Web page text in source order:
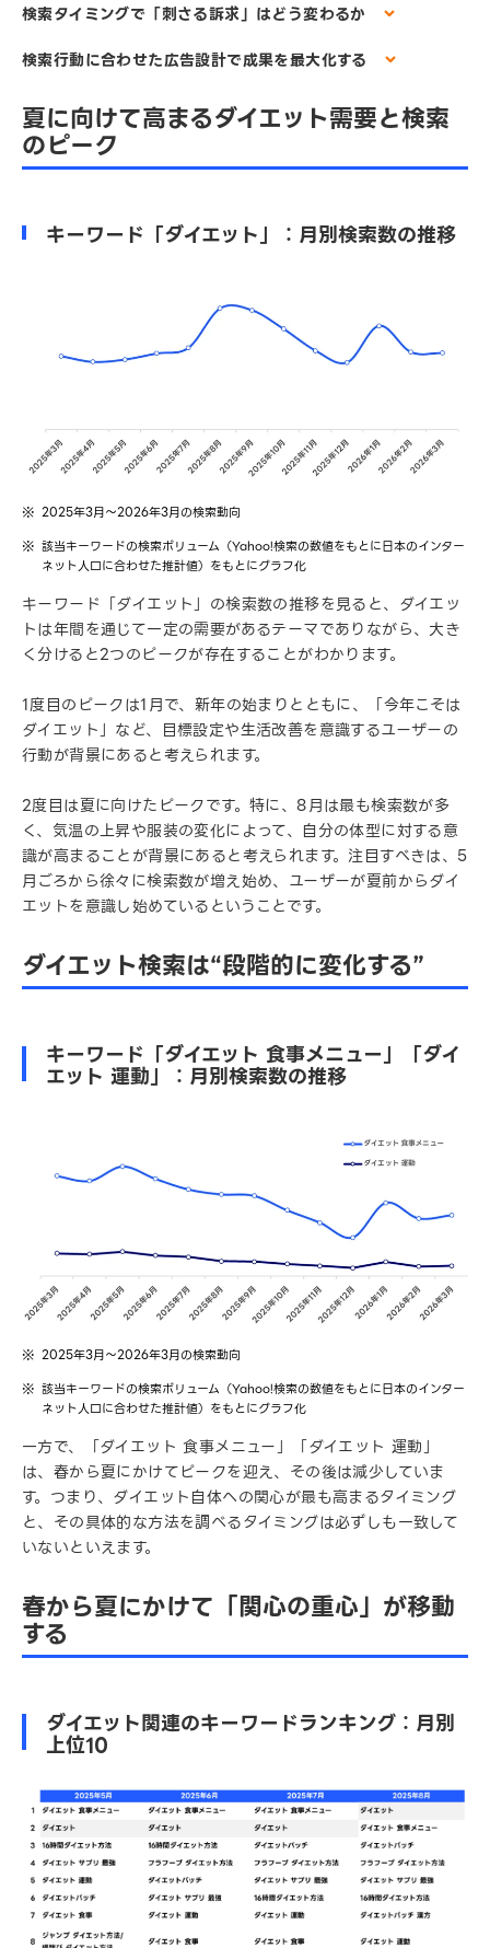
検索タイミングで「刺さる訴求」はどう変わるか
検索行動に合わせた広告設計で成果を最大化する
夏に向けて高まるダイエット需要と検索
のピーク
キーワード「ダイエット」：月別検索数の推移
2025年3月～2026年3月の検索動向
該当キーワードの検索ボリューム（Yahoo!検索の数値をもとに日本のインター
ネット人口に合わせた推計値）をもとにグラフ化
キーワード「ダイエット」の検索数の推移を見ると、ダイエッ
トは年間を通じて一定の需要があるテーマでありながら、大き
く分けると2つのピークが存在することがわかります。
1度目のピークは1月で、新年の始まりとともに、「今年こそは
ダイエット」など、目標設定や生活改善を意識するユーザーの
行動が背景にあると考えられます。
2度目は夏に向けたピークです。特に、8月は最も検索数が多
く、気温の上昇や服装の変化によって、自分の体型に対する意
識が高まることが背景にあると考えられます。注目すべきは、5
月ごろから徐々に検索数が増え始め、ユーザーが夏前からダイ
エットを意識し始めているということです。
ダイエット検索は“段階的に変化する”
キーワード「ダイエット 食事メニュー」「ダイ
エット 運動」：月別検索数の推移
2025年3月～2026年3月の検索動向
該当キーワードの検索ボリューム（Yahoo!検索の数値をもとに日本のインター
ネット人口に合わせた推計値）をもとにグラフ化
一方で、「ダイエット 食事メニュー」「ダイエット 運動」
は、春から夏にかけてピークを迎え、その後は減少していま
す。つまり、ダイエット自体への関心が最も高まるタイミング
と、その具体的な方法を調べるタイミングは必ずしも一致して
いないといえます。
春から夏にかけて「関心の重心」が移動
する
ダイエット関連のキーワードランキング：月別
上位10